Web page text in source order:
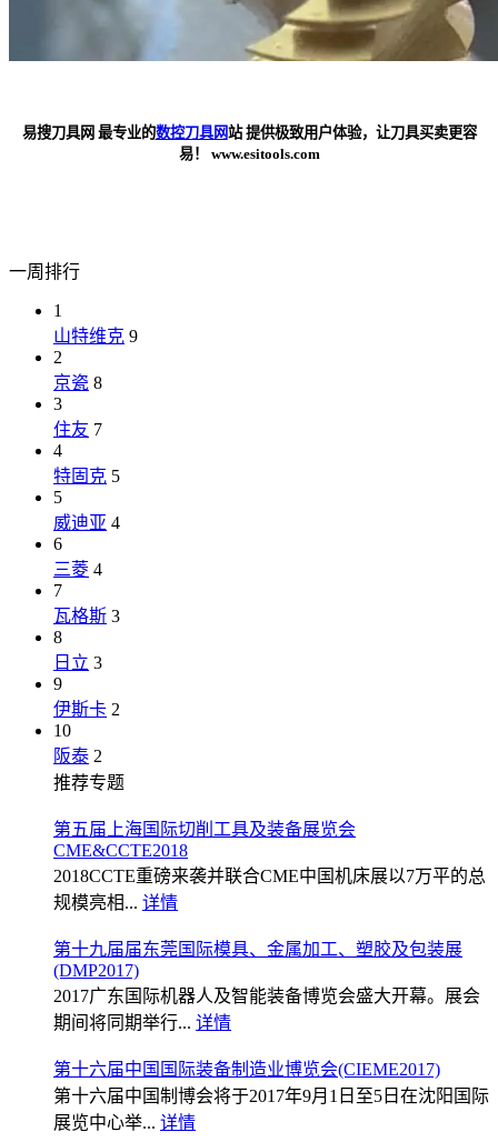
易搜刀具网 最专业的数控刀具网站 提供极致用户体验，让刀具买卖更容
易！ www.esitools.com
一周排行
1
山特维克 9
2
京瓷 8
3
住友 7
4
特固克 5
5
威迪亚 4
6
三菱 4
7
瓦格斯 3
8
日立 3
9
伊斯卡 2
10
阪泰 2
推荐专题
第五届上海国际切削工具及装备展览会
CME&CCTE2018
2018CCTE重磅来袭并联合CME中国机床展以7万平的总
规模亮相... 详情
第十九届届东莞国际模具、金属加工、塑胶及包装展
(DMP2017)
2017广东国际机器人及智能装备博览会盛大开幕。展会
期间将同期举行... 详情
第十六届中国国际装备制造业博览会(CIEME2017)
第十六届中国制博会将于2017年9月1日至5日在沈阳国际
展览中心举... 详情